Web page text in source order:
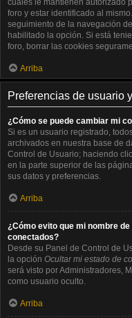
foro y estar identificado al
seguimiento de la navegación
habilitado la opción. Si está
foro, borrar las cookies
Arriba
Preferencias de usuario
¿Cómo se puede cambiar mi
Si es un usuario registrado,
archivados en nuestra base de
Control de Usuario; haciendo
en la parte superior de las
sus datos y preferencias.
Arriba
¿Cómo evito que mi nombre
conectados?
Desde su Panel de Control de
la opción Ocultar mi estado de
será visto por Administradores,
como usuario oculto.
Arriba